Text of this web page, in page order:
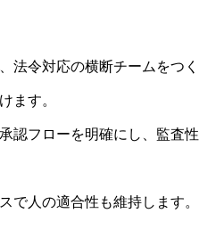
法令対応の横断チームをつく
ます。
認フローを明確にし、監査性
で人の適合性も維持します。